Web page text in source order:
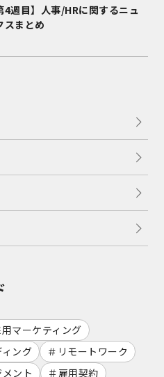
4週目】人事/HRに関するニュ
スまとめ
マーケティング
ング
リモートワーク
ント 雇用契約